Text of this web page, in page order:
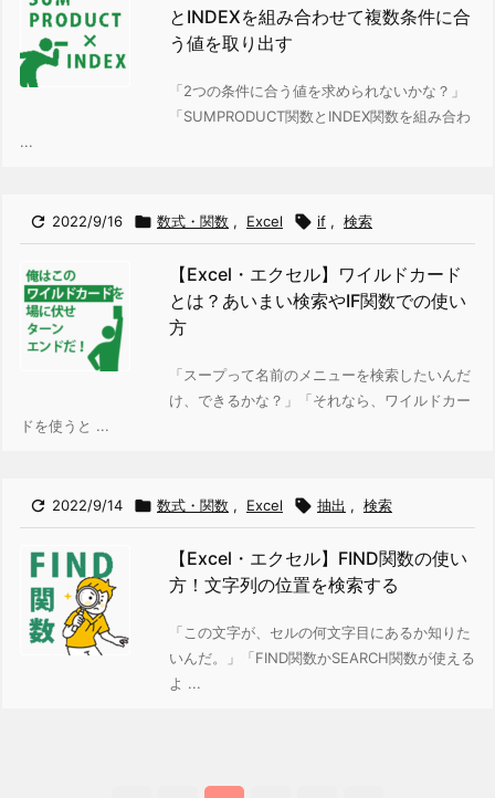
とINDEXを組み合わせて複数条件に合
う値を取り出す
「2つの条件に合う値を求められないかな？」
「SUMPRODUCT関数とINDEX関数を組み合わ
...
 2022/9/16  数式・関数 , Excel  if , 検索
【Excel・エクセル】ワイルドカード
とは？あいまい検索やIF関数での使い
方
「スープって名前のメニューを検索したいんだ
け、できるかな？」
「それなら、ワイルドカー
ドを使うと ...
 2022/9/14  数式・関数 , Excel  抽出 , 検索
【Excel・エクセル】FIND関数の使い
方！文字列の位置を検索する
「この文字が、セルの何文字目にあるか知りた
いんだ。」
「FIND関数かSEARCH関数が使える
よ ...